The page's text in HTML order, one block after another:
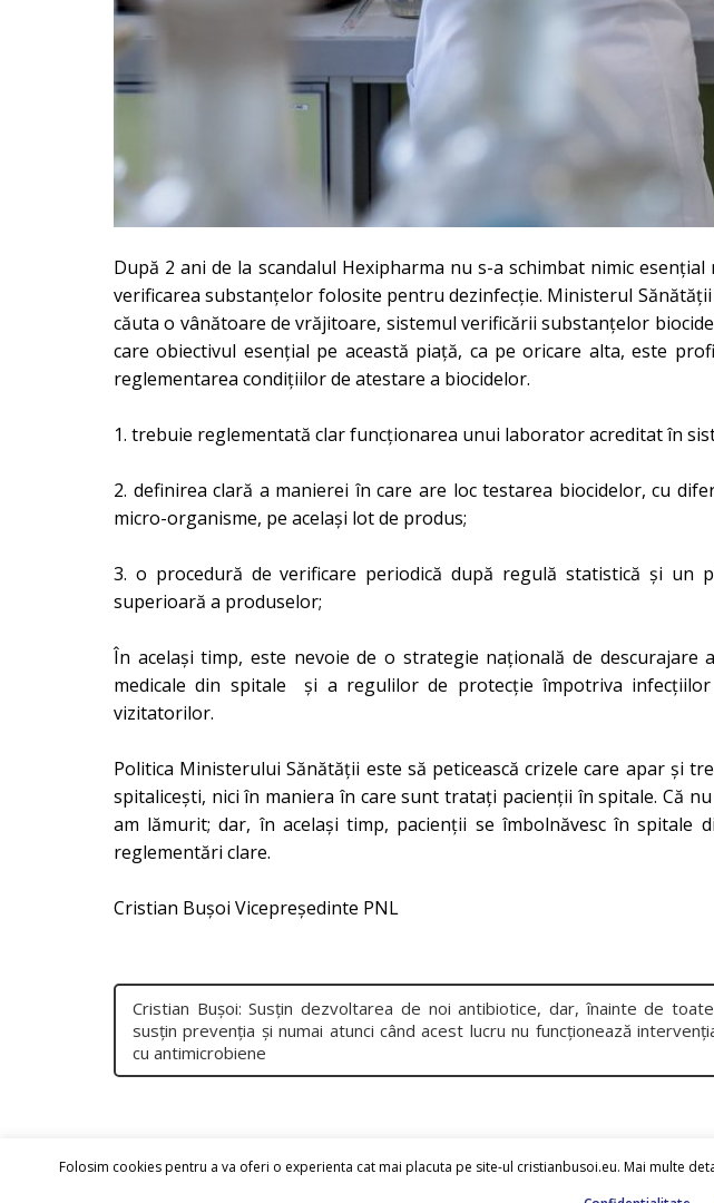
După 2 ani de la scandalul Hexipharma nu s-a schimbat nimic
verificarea substanțelor folosite pentru dezinfecție. Ministerul
căuta o vânătoare de vrăjitoare, sistemul verificării substanțelor
care obiectivul esențial pe această piață, ca pe oricare alta, este
reglementarea condițiilor de atestare a biocidelor.
1. trebuie reglementată clar funcționarea unui laborator acreditat în
2. definirea clară a manierei în care are loc testarea biocidelor, cu
micro-organisme, pe același lot de produs;
3. o procedură de verificare periodică după regulă statistică și un
superioară a produselor;
În același timp, este nevoie de o strategie națională de
medicale din spitale și a regulilor de protecție împotriva
vizitatorilor.
Politica Ministerului Sănătății este să peticească crizele care apar și
spitalicești, nici în maniera în care sunt tratați pacienții în spitale. Că
am lămurit; dar, în același timp, pacienții se îmbolnăvesc în
reglementări clare.
Cristian Bușoi Vicepreședinte PNL
Cristian Bușoi: Susțin dezvoltarea de noi antibiotice, dar, înainte de
susțin prevenția și numai atunci când acest lucru nu funcționează
cu antimicrobiene
Folosim cookies pentru a va oferi o experienta cat mai placuta pe site-ul cristianbusoi.eu. Mai multe